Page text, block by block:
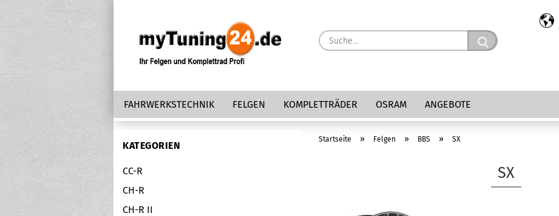
Suche...
FAHRWERKSTECHNIK FELGEN KOMPLETTRÄDER OSRAM ANGEBOTE
Startseite » Felgen » BBS » SX
SX
KATEGORIEN
CC-R
CH-R
CH-R II